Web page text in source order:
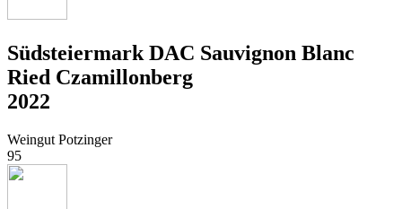
Südsteiermark DAC Sauvignon Blanc
Ried Czamillonberg
2022
Weingut Potzinger
95